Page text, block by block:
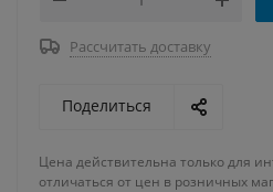
Рассчитать доставку
Поделиться
Цена действительна только для
отличаться от цен в розничных